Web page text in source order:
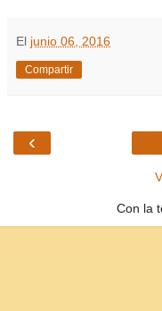
El junio 06, 2016
Compartir
‹
Con la